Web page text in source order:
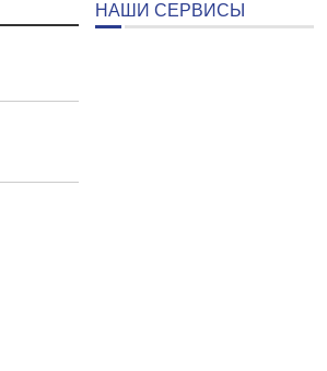
НАШИ СЕРВИСЫ